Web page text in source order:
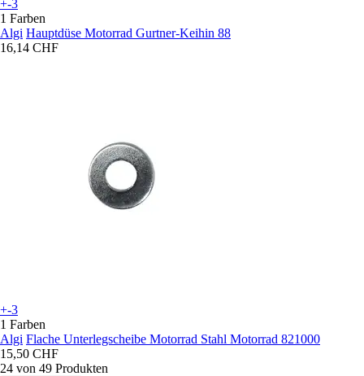
+-3
1 Farben
Algi Hauptdüse Motorrad Gurtner-Keihin 88
16,14 CHF
+-3
1 Farben
Algi Flache Unterlegscheibe Motorrad Stahl Motorrad 821000
15,50 CHF
24 von 49 Produkten